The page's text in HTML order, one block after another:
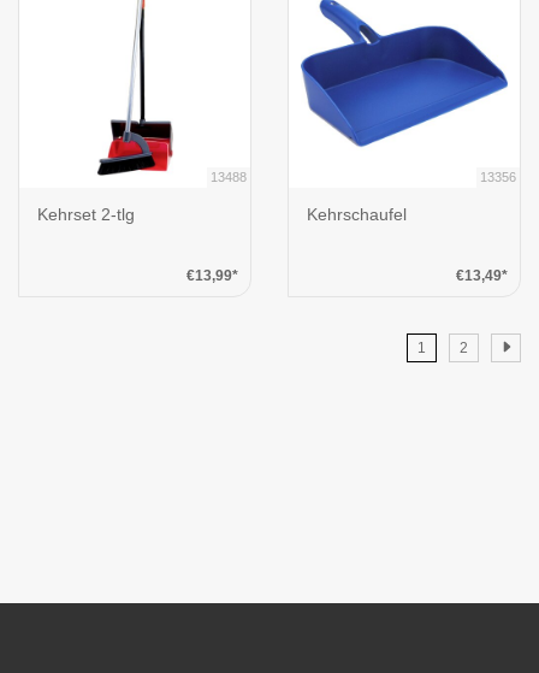
13488
Kehrset 2-tlg
€13,99*
13356
Kehrschaufel
€13,49*
1 2